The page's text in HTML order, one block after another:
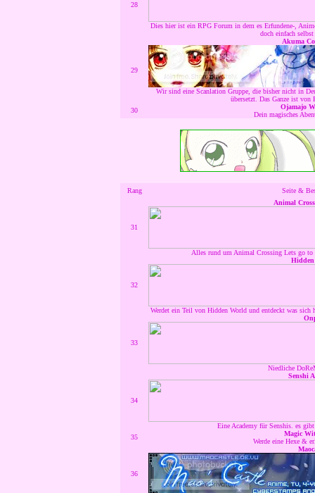
28
Dies hier ist ein RPG Forum in dem es Erfundene-,
doch einfach
29
Akuma
Wir sind eine Scanlation Gruppe, die bisher nicht in
übersetzt. Das Ganze ist von
30
Ojamajo
Dein magisches
Rang Seite &
31
Animal
Alles rund um Animal Crossing Lets go
32
Werdet ein Teil von Hidden World und entdeckt was
33
Niedliche
34
Senshi
Eine Academy für Senshis. es
35
Magic
Werde eine Hexe &
36